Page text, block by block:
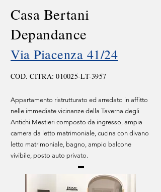
Casa Bertani
Depandance
Via Piacenza 41/24
COD. CITRA: 010025-LT-3957
Appartamento ristrutturato ed arredato in affitto
nelle immediate vicinanze della Taverna degli
Antichi Mestieri composto da ingresso, ampia
camera da letto matrimoniale, cucina con divano
letto matrimoniale, bagno, ampio balcone
vivibile, posto auto privato.